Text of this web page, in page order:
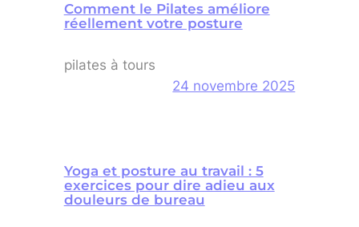
Comment le Pilates améliore
réellement votre posture
pilates à tours
24 novembre 2025
Yoga et posture au travail : 5
exercices pour dire adieu aux
douleurs de bureau